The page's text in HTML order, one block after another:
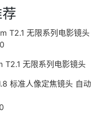
无限系列电影镜头